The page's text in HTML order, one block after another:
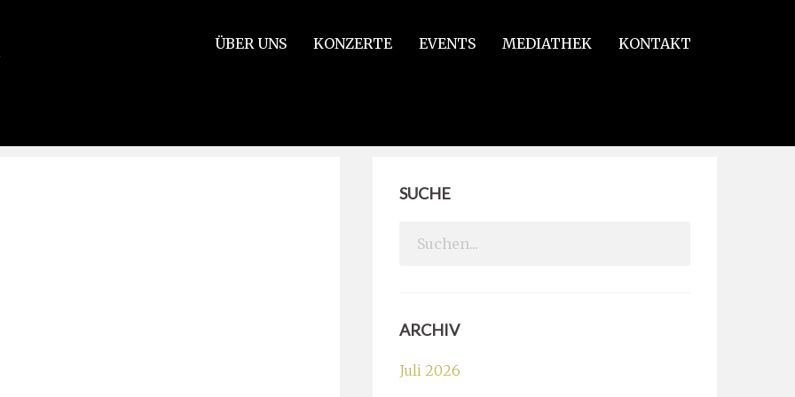
ÜBER UNS KONZERTE EVENTS MEDIATHEK KONTAKT
SUCHE
Search
ARCHIV
Juli 2026